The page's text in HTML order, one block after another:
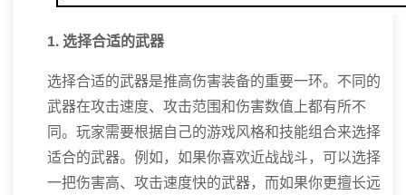
1. 选择合适的武器
选择合适的武器是推高伤害装备的重要一环。不同的
武器在攻击速度、攻击范围和伤害数值上都有所不
同。玩家需要根据自己的游戏风格和技能组合来选择
适合的武器。例如，如果你喜欢近战战斗，可以选择
一把伤害高、攻击速度快的武器，而如果你更擅长远